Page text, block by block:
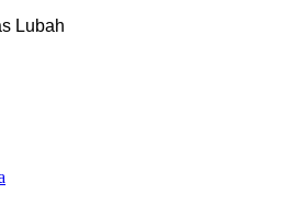
Lubah